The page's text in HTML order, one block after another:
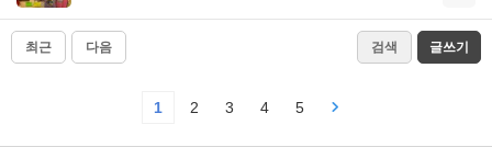
최근 다음 검색 글쓰기
1 2 3 4 5